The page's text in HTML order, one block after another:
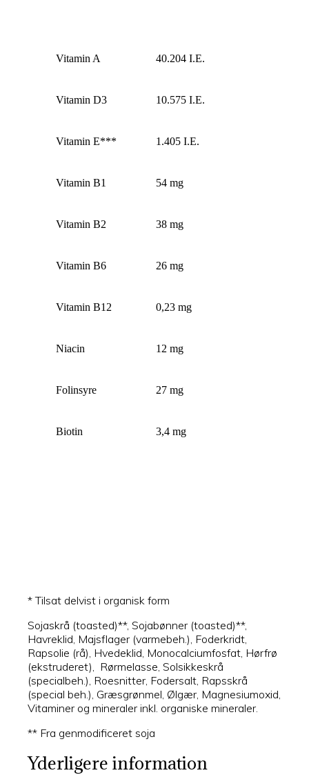
Vitamin A 40.204 I.E.
Vitamin D3 10.575 I.E.
Vitamin E*** 1.405 I.E.
Vitamin B1 54 mg
Vitamin B2 38 mg
Vitamin B6 26 mg
Vitamin B12 0,23 mg
Niacin 12 mg
Folinsyre 27 mg
Biotin 3,4 mg
* Tilsat delvist i organisk form
Sojaskrå (toasted)**, Sojabønner (toasted)**,
Havreklid, Majsflager (varmebeh.), Foderkridt,
Rapsolie (rå), Hvedeklid, Monocalciumfosfat, Hørfrø
(ekstruderet), Rørmelasse, Solsikkeskrå
(specialbeh.), Roesnitter, Fodersalt, Rapsskrå
(special beh.), Græsgrønmel, Ølgær, Magnesiumoxid,
Vitaminer og mineraler inkl. organiske mineraler.
** Fra genmodificeret soja
Yderligere information